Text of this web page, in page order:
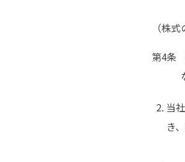
（株
第4条
当
き